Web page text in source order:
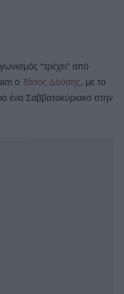
“τρέχει” από
o Τάσος Δούσης, με το
ένα Σαββατοκύριακο στην